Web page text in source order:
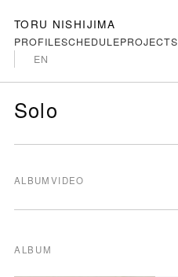
TORU NISHIJIMA
PROFILESCHEDULEPROJECTS
EN
Solo
ALBUMVIDEO
ALBUM